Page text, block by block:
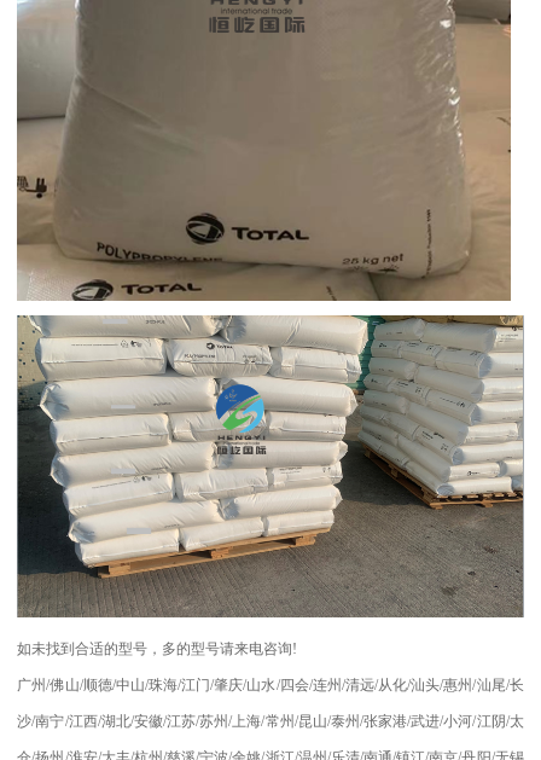
如未找到合适的型号，多的型号请来电咨询!
广州/佛山/顺德/中山/珠海/江门/肇庆/山水/四会/连州 /清远/从化/汕头/惠州/汕尾/长
沙/南宁/江西/湖北/安徽/江苏/苏州/上海/常州 /昆山/泰州 /张家港/武进/小河/江阴/太